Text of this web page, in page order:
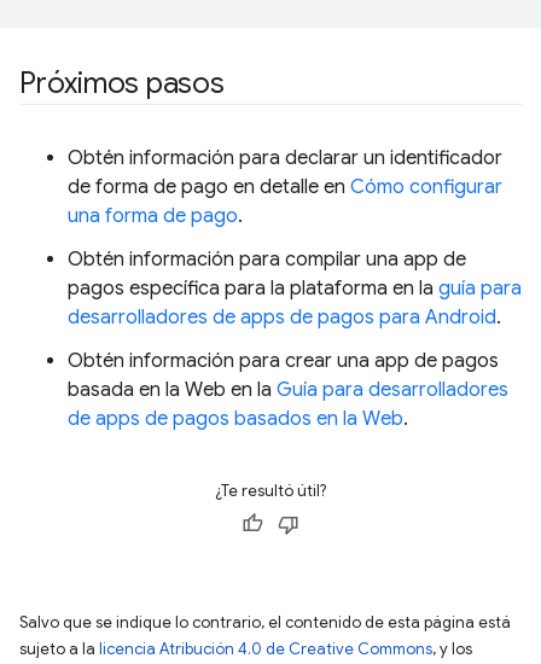
Próximos pasos
Obtén información para declarar un identificador
de forma de pago en detalle en Cómo configurar
una forma de pago.
Obtén información para compilar una app de
pagos específica para la plataforma en la guía para
desarrolladores de apps de pagos para Android.
Obtén información para crear una app de pagos
basada en la Web en la Guía para desarrolladores
de apps de pagos basados en la Web.
¿Te resultó útil?
Salvo que se indique lo contrario, el contenido de esta página está
sujeto a la licencia Atribución 4.0 de Creative Commons, y los